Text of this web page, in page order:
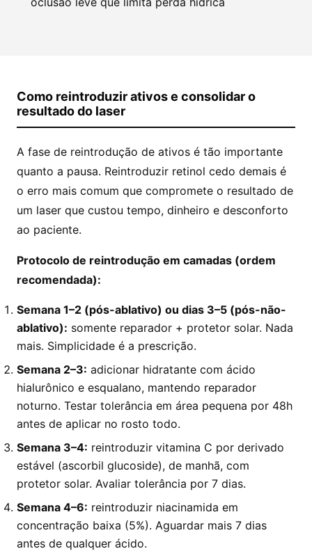
Como reintroduzir ativos e consolidar o
resultado do laser
A fase de reintrodução de ativos é tão importante
quanto a pausa. Reintroduzir retinol cedo demais é
o erro mais comum que compromete o resultado de
um laser que custou tempo, dinheiro e desconforto
ao paciente.
Protocolo de reintrodução em camadas (ordem
recomendada):
Semana 1–2 (pós-ablativo) ou dias 3–5 (pós-não-
ablativo): somente reparador + protetor solar. Nada
mais. Simplicidade é a prescrição.
Semana 2–3: adicionar hidratante com ácido
hialurônico e esqualano, mantendo reparador
noturno. Testar tolerância em área pequena por 48h
antes de aplicar no rosto todo.
Semana 3–4: reintroduzir vitamina C por derivado
estável (ascorbil glucoside), de manhã, com
protetor solar. Avaliar tolerância por 7 dias.
Semana 4–6: reintroduzir niacinamida em
concentração baixa (5%). Aguardar mais 7 dias
antes de qualquer ácido.